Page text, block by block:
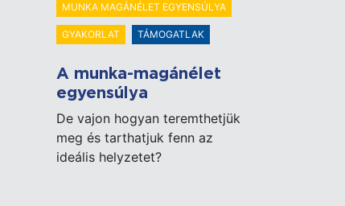
MUNKA MAGÁNÉLET EGYENSÚLYA
GYAKORLAT TÁMOGATLAK
A munka-magánélet
egyensúlya
De vajon hogyan teremthetjük
meg és tarthatjuk fenn az
ideális helyzetet?